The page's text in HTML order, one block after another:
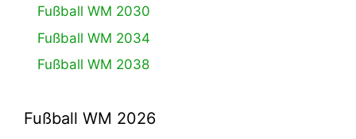
Fußball WM 2030
Fußball WM 2034
Fußball WM 2038
Fußball WM 2026